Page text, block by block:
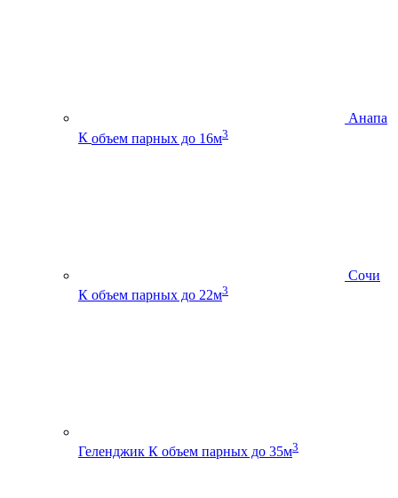
Анапа
К объем парных до 16м3
Сочи
К объем парных до 22м3
Геленджик К объем парных до 35м3